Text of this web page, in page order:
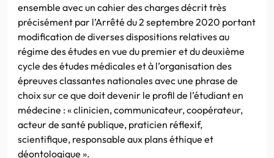
ensemble avec un cahier des charges décrit très
précisément par l’Arrêté du 2 septembre 2020 portant
modification de diverses dispositions relatives au
régime des études en vue du premier et du deuxième
cycle des études médicales et à l’organisation des
épreuves classantes nationales avec une phrase de
choix sur ce que doit devenir le profil de l’étudiant en
médecine : « clinicien, communicateur, coopérateur,
acteur de santé publique, praticien réflexif,
scientifique, responsable aux plans éthique et
déontologique ».